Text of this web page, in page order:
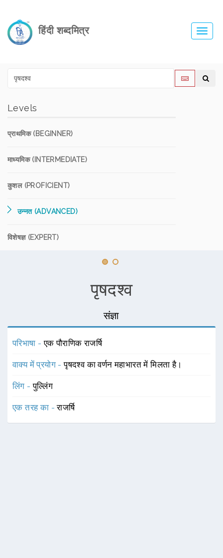
हिंदी शब्दमित्र
Levels
प्राथमिक (BEGINNER)
माध्यमिक (INTERMEDIATE)
कुशल (PROFICIENT)
उन्नत (ADVANCED)
विशेषज्ञ (EXPERT)
पृषदश्व
संज्ञा
परिभाषा -एक पौराणिक राजर्षि
वाक्य में प्रयोग -पृषदश्व का वर्णन महाभारत में मिलता है।
लिंग -पुल्लिंग
एक तरह का -राजर्षि